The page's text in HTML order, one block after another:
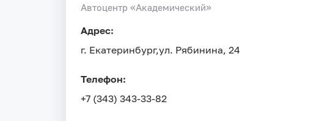
Автоцентр «Академический»
Адрес:
г. Екатеринбург,ул. Рябинина, 24
Телефон:
+7 (343) 343-33-82